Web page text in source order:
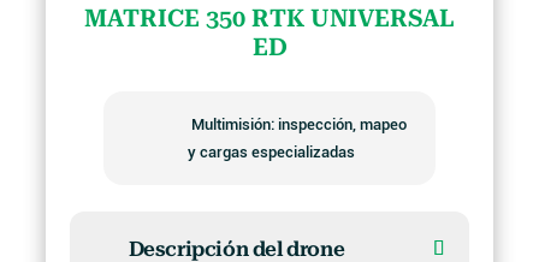
MATRICE 350 RTK UNIVERSAL
ED
Multimisión: inspección, mapeo
y cargas especializadas
Descripción del drone